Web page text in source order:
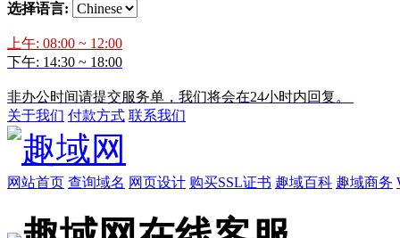
选择语言:
上午: 08:00 ~ 12:00
下午: 14:30 ~ 18:00
非办公时间请提交服务单，我们将会在24小时内回复。
关于我们 付款方式 联系我们
网站首页 查询域名 网页设计 购买SSL证书 趣域百科 趣域商务